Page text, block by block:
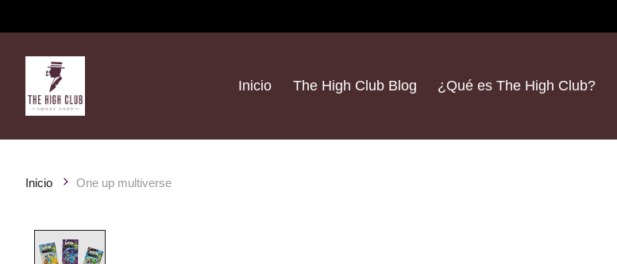
Inicio The High Club Blog ¿Qué es The High Club?
Inicio One up multiverse